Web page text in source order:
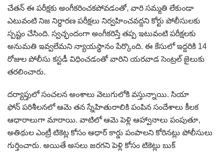
చేతన్ ఈ పరీక్షకు అంగీకరించకపోవడంతో, వారి సమ్మతి లేకుండా
ఎటువంటి నిజ నిర్ధారణ పరీక్షలు నిర్వహించవద్దని కోర్టు పోలీసులకు
స్పష్టం చేసింది. స్వచ్ఛందంగా అంగీకరిస్తే తప్ప ఇటువంటి పరీక్షలకు
అనుమతి ఇవ్వలేమని న్యాయస్థానం పేర్కొంది. ఈ కేసులో ఇద్దరికి 14
రోజుల పోలీసు కస్టడీ విధించడంతో వారిని యరవాడ సెంట్రల్ జైలుకు
తరలించారు.
దర్యాప్తులో సంచలన అంశాలు వెలుగులోకి వస్తున్నాయి. సియా
ఫోన్ పరిశీలనలో ఆమె తన స్నేహితురాలికి పంపిన సందేశాలు కీలక
ఆధారాలుగా మారాయి. వాటిలో ఆమె పెళ్లి ఆహ్వానాలు పంపుతూ,
అతిథుల ఎంట్రీ టికెట్ల కోసం ఆధార్ కార్డు పంపాలని కోరినట్లు పోలీసులు
గుర్తించారు. అయితే అసలు జరగని పెళ్లి కోసం టికెట్లు బుక్